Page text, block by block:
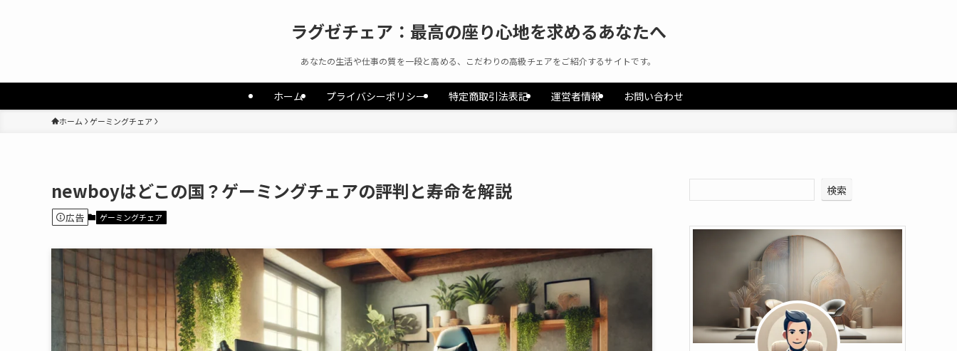
ラグゼチェア：最高の座り心地を求めるあなたへ
あなたの生活や仕事の質を一段と高める、こだわりの高級チェアをご紹介するサイトです。
ホーム プライバシーポリシー 特定商取引法表記 運営者情報 お問い合わせ
ホーム ゲーミングチェア
newboyはどこの国？ゲーミングチェアの評判と寿命を解説
広告 ゲーミングチェア
検索